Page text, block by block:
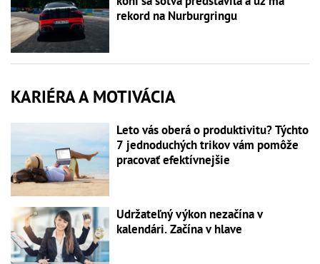
rekord na Nurburgringu
KARIÉRA A MOTIVÁCIA
Leto vás oberá o produktivitu? Týchto
7 jednoduchých trikov vám pomôže
pracovať efektívnejšie
Udržateľný výkon nezačína v
kalendári. Začína v hlave